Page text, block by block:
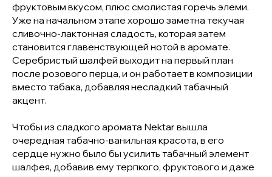
фруктовым вкусом, плюс смолистая горечь элеми.
Уже на начальном этапе хорошо заметна текучая
сливочно-лактонная сладость, которая затем
становится главенствующей нотой в аромате.
Серебристый шалфей выходит на первый план
после розового перца, и он работает в композиции
вместо табака, добавляя несладкий табачный
акцент.
Чтобы из сладкого аромата Nektar вышла
очередная табачно-ванильная красота, в его
сердце нужно было бы усилить табачный элемент
шалфея, добавив ему терпкого, фруктового и даже